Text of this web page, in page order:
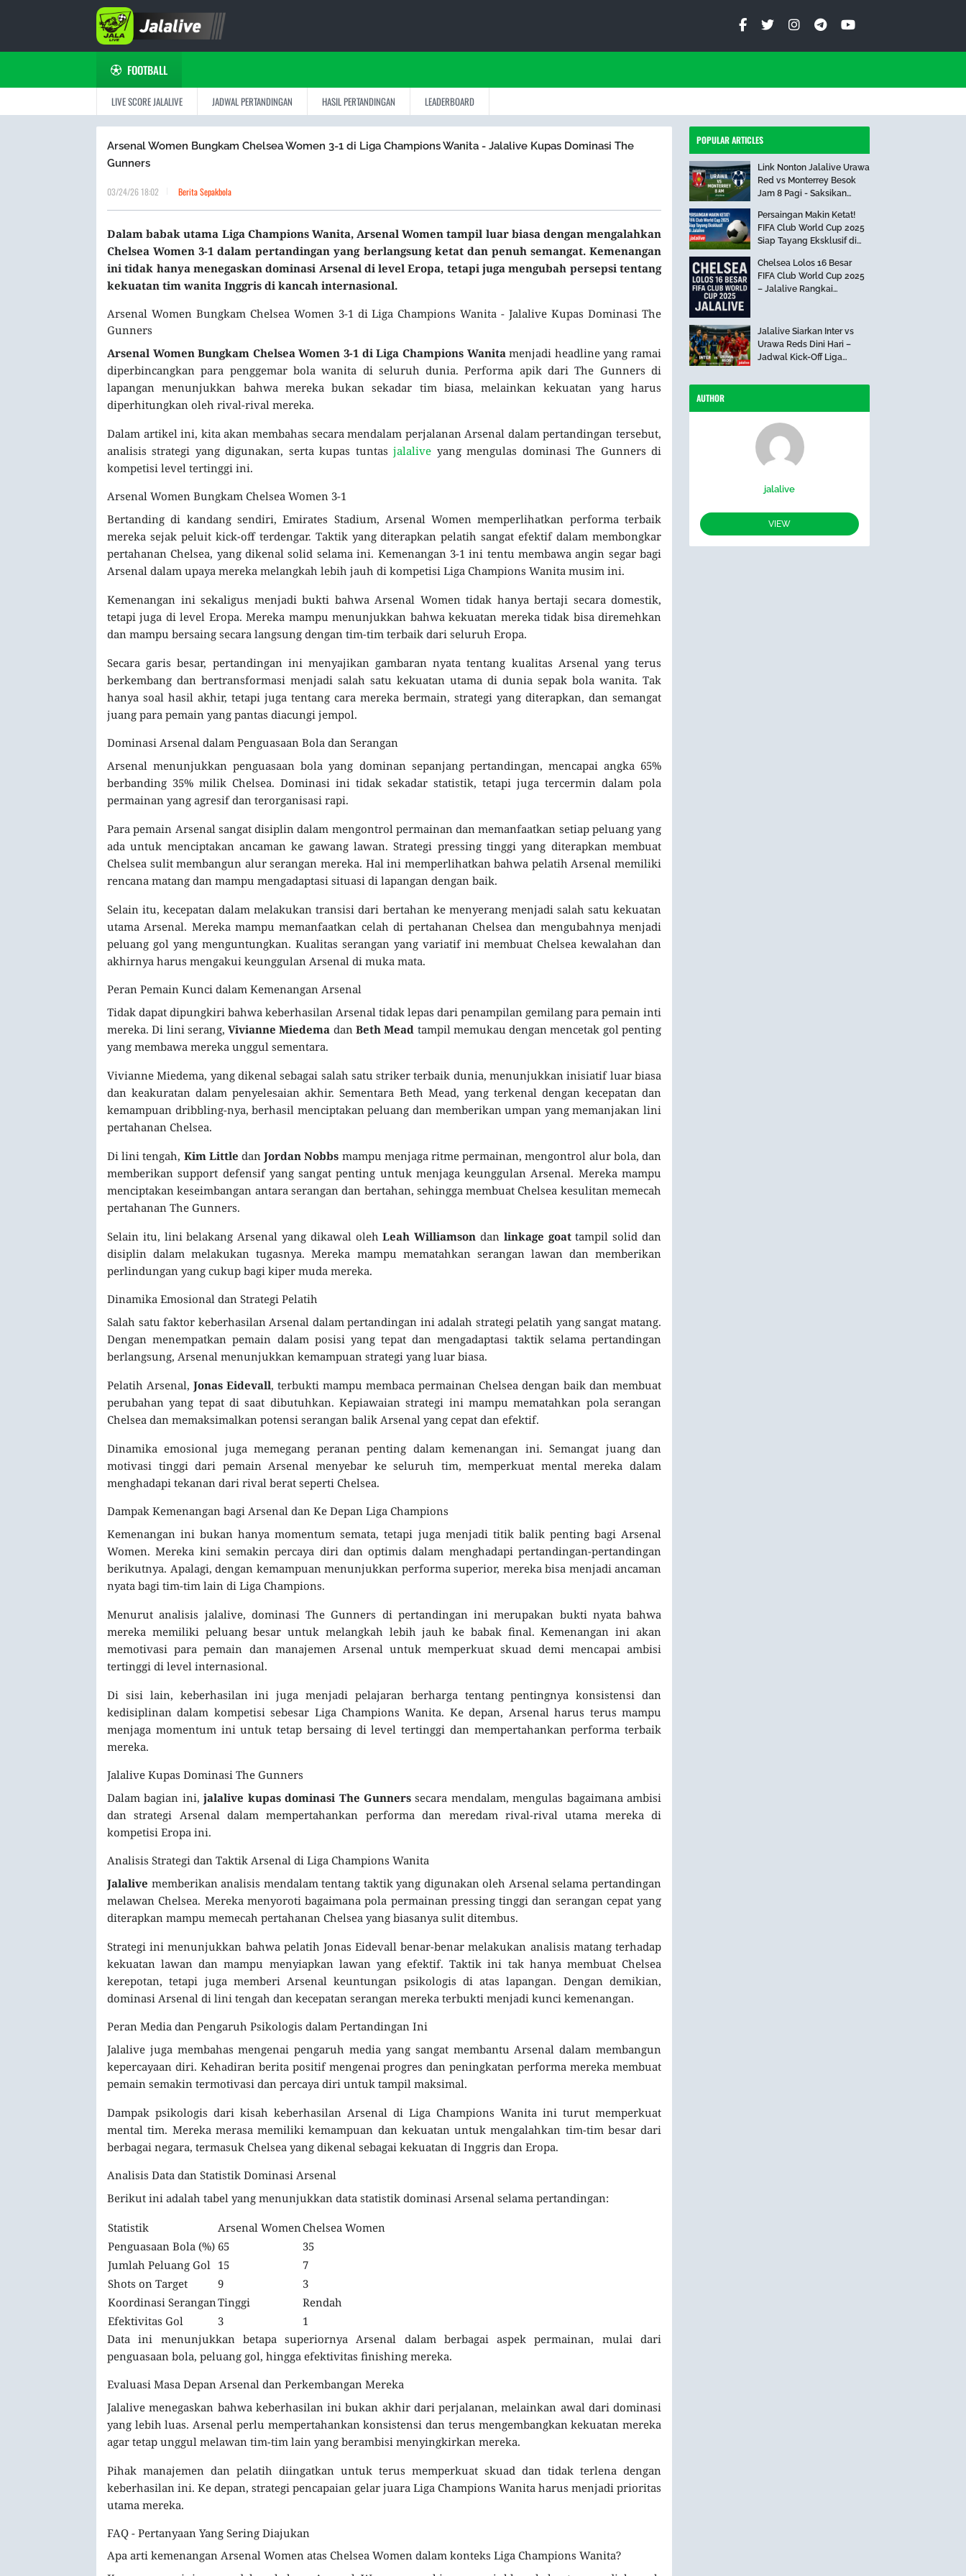
FOOTBALL
LIVE SCORE JALALIVE JADWAL PERTANDINGAN HASIL PERTANDINGAN LEADERBOARD
Arsenal Women Bungkam Chelsea Women 3-1 di Liga Champions Wanita - Jalalive Kupas Dominasi The
Gunners
03/24/26 18:02 Berita Sepakbola
Dalam babak utama Liga Champions Wanita, Arsenal Women tampil luar biasa dengan mengalahkan
Chelsea Women 3-1 dalam pertandingan yang berlangsung ketat dan penuh semangat. Kemenangan
ini tidak hanya menegaskan dominasi Arsenal di level Eropa, tetapi juga mengubah persepsi tentang
kekuatan tim wanita Inggris di kancah internasional.
Arsenal Women Bungkam Chelsea Women 3-1 di Liga Champions Wanita - Jalalive Kupas Dominasi The
Gunners
Arsenal Women Bungkam Chelsea Women 3-1 di Liga Champions Wanita menjadi headline yang ramai
diperbincangkan para penggemar bola wanita di seluruh dunia. Performa apik dari The Gunners di
lapangan menunjukkan bahwa mereka bukan sekadar tim biasa, melainkan kekuatan yang harus
diperhitungkan oleh rival-rival mereka.
Dalam artikel ini, kita akan membahas secara mendalam perjalanan Arsenal dalam pertandingan tersebut,
analisis strategi yang digunakan, serta kupas tuntasjalalive yang mengulas dominasi The Gunners di
kompetisi level tertinggi ini.
Arsenal Women Bungkam Chelsea Women 3-1
Bertanding di kandang sendiri, Emirates Stadium, Arsenal Women memperlihatkan performa terbaik
mereka sejak peluit kick-off terdengar. Taktik yang diterapkan pelatih sangat efektif dalam membongkar
pertahanan Chelsea, yang dikenal solid selama ini. Kemenangan 3-1 ini tentu membawa angin segar bagi
Arsenal dalam upaya mereka melangkah lebih jauh di kompetisi Liga Champions Wanita musim ini.
Kemenangan ini sekaligus menjadi bukti bahwa Arsenal Women tidak hanya bertaji secara domestik,
tetapi juga di level Eropa. Mereka mampu menunjukkan bahwa kekuatan mereka tidak bisa diremehkan
dan mampu bersaing secara langsung dengan tim-tim terbaik dari seluruh Eropa.
Secara garis besar, pertandingan ini menyajikan gambaran nyata tentang kualitas Arsenal yang terus
berkembang dan bertransformasi menjadi salah satu kekuatan utama di dunia sepak bola wanita. Tak
hanya soal hasil akhir, tetapi juga tentang cara mereka bermain, strategi yang diterapkan, dan semangat
juang para pemain yang pantas diacungi jempol.
Dominasi Arsenal dalam Penguasaan Bola dan Serangan
Arsenal menunjukkan penguasaan bola yang dominan sepanjang pertandingan, mencapai angka 65%
berbanding 35% milik Chelsea. Dominasi ini tidak sekadar statistik, tetapi juga tercermin dalam pola
permainan yang agresif dan terorganisasi rapi.
Para pemain Arsenal sangat disiplin dalam mengontrol permainan dan memanfaatkan setiap peluang yang
ada untuk menciptakan ancaman ke gawang lawan. Strategi pressing tinggi yang diterapkan membuat
Chelsea sulit membangun alur serangan mereka. Hal ini memperlihatkan bahwa pelatih Arsenal memiliki
rencana matang dan mampu mengadaptasi situasi di lapangan dengan baik.
Selain itu, kecepatan dalam melakukan transisi dari bertahan ke menyerang menjadi salah satu kekuatan
utama Arsenal. Mereka mampu memanfaatkan celah di pertahanan Chelsea dan mengubahnya menjadi
peluang gol yang menguntungkan. Kualitas serangan yang variatif ini membuat Chelsea kewalahan dan
akhirnya harus mengakui keunggulan Arsenal di muka mata.
Peran Pemain Kunci dalam Kemenangan Arsenal
Tidak dapat dipungkiri bahwa keberhasilan Arsenal tidak lepas dari penampilan gemilang para pemain inti
mereka. Di lini serang,Vivianne Miedema danBeth Mead tampil memukau dengan mencetak gol penting
yang membawa mereka unggul sementara.
Vivianne Miedema, yang dikenal sebagai salah satu striker terbaik dunia, menunjukkan inisiatif luar biasa
dan keakuratan dalam penyelesaian akhir. Sementara Beth Mead, yang terkenal dengan kecepatan dan
kemampuan dribbling-nya, berhasil menciptakan peluang dan memberikan umpan yang memanjakan lini
pertahanan Chelsea.
Di lini tengah, Kim Little danJordan Nobbs mampu menjaga ritme permainan, mengontrol alur bola, dan
memberikan support defensif yang sangat penting untuk menjaga keunggulan Arsenal. Mereka mampu
menciptakan keseimbangan antara serangan dan bertahan, sehingga membuat Chelsea kesulitan memecah
pertahanan The Gunners.
Selain itu, lini belakang Arsenal yang dikawal olehLeah Williamson dan linkage goattampil solid dan
disiplin dalam melakukan tugasnya. Mereka mampu mematahkan serangan lawan dan memberikan
perlindungan yang cukup bagi kiper muda mereka.
Dinamika Emosional dan Strategi Pelatih
Salah satu faktor keberhasilan Arsenal dalam pertandingan ini adalah strategi pelatih yang sangat matang.
Dengan menempatkan pemain dalam posisi yang tepat dan mengadaptasi taktik selama pertandingan
berlangsung, Arsenal menunjukkan kemampuan strategi yang luar biasa.
Pelatih Arsenal, Jonas Eidevall, terbukti mampu membaca permainan Chelsea dengan baik dan membuat
perubahan yang tepat di saat dibutuhkan. Kepiawaian strategi ini mampu mematahkan pola serangan
Chelsea dan memaksimalkan potensi serangan balik Arsenal yang cepat dan efektif.
Dinamika emosional juga memegang peranan penting dalam kemenangan ini. Semangat juang dan
motivasi tinggi dari pemain Arsenal menyebar ke seluruh tim, memperkuat mental mereka dalam
menghadapi tekanan dari rival berat seperti Chelsea.
Dampak Kemenangan bagi Arsenal dan Ke Depan Liga Champions
Kemenangan ini bukan hanya momentum semata, tetapi juga menjadi titik balik penting bagi Arsenal
Women. Mereka kini semakin percaya diri dan optimis dalam menghadapi pertandingan-pertandingan
berikutnya. Apalagi, dengan kemampuan menunjukkan performa superior, mereka bisa menjadi ancaman
nyata bagi tim-tim lain di Liga Champions.
Menurut analisis jalalive, dominasi The Gunners di pertandingan ini merupakan bukti nyata bahwa
mereka memiliki peluang besar untuk melangkah lebih jauh ke babak final. Kemenangan ini akan
memotivasi para pemain dan manajemen Arsenal untuk memperkuat skuad demi mencapai ambisi
tertinggi di level internasional.
Di sisi lain, keberhasilan ini juga menjadi pelajaran berharga tentang pentingnya konsistensi dan
kedisiplinan dalam kompetisi sebesar Liga Champions Wanita. Ke depan, Arsenal harus terus mampu
menjaga momentum ini untuk tetap bersaing di level tertinggi dan mempertahankan performa terbaik
mereka.
Jalalive Kupas Dominasi The Gunners
Dalam bagian ini,jalalive kupas dominasi The Gunnerssecara mendalam, mengulas bagaimana ambisi
dan strategi Arsenal dalam mempertahankan performa dan meredam rival-rival utama mereka di
kompetisi Eropa ini.
Analisis Strategi dan Taktik Arsenal di Liga Champions Wanita
Jalalive memberikan analisis mendalam tentang taktik yang digunakan oleh Arsenal selama pertandingan
melawan Chelsea. Mereka menyoroti bagaimana pola permainan pressing tinggi dan serangan cepat yang
diterapkan mampu memecah pertahanan Chelsea yang biasanya sulit ditembus.
Strategi ini menunjukkan bahwa pelatih Jonas Eidevall benar-benar melakukan analisis matang terhadap
kekuatan lawan dan mampu menyiapkan lawan yang efektif. Taktik ini tak hanya membuat Chelsea
kerepotan, tetapi juga memberi Arsenal keuntungan psikologis di atas lapangan. Dengan demikian,
dominasi Arsenal di lini tengah dan kecepatan serangan mereka terbukti menjadi kunci kemenangan.
Peran Media dan Pengaruh Psikologis dalam Pertandingan Ini
Jalalive juga membahas mengenai pengaruh media yang sangat membantu Arsenal dalam membangun
kepercayaan diri. Kehadiran berita positif mengenai progres dan peningkatan performa mereka membuat
pemain semakin termotivasi dan percaya diri untuk tampil maksimal.
Dampak psikologis dari kisah keberhasilan Arsenal di Liga Champions Wanita ini turut memperkuat
mental tim. Mereka merasa memiliki kemampuan dan kekuatan untuk mengalahkan tim-tim besar dari
berbagai negara, termasuk Chelsea yang dikenal sebagai kekuatan di Inggris dan Eropa.
Analisis Data dan Statistik Dominasi Arsenal
Berikut ini adalah tabel yang menunjukkan data statistik dominasi Arsenal selama pertandingan:
Statistik Arsenal WomenChelsea Women
Penguasaan Bola (%) 65
35
Jumlah Peluang Gol
15
7
Shots on Target
9
3
Koordinasi SeranganTinggi
Rendah
Efektivitas Gol
3
1
Data ini menunjukkan betapa superiornya Arsenal dalam berbagai aspek permainan, mulai dari
penguasaan bola, peluang gol, hingga efektivitas finishing mereka.
Evaluasi Masa Depan Arsenal dan Perkembangan Mereka
Jalalive menegaskan bahwa keberhasilan ini bukan akhir dari perjalanan, melainkan awal dari dominasi
yang lebih luas. Arsenal perlu mempertahankan konsistensi dan terus mengembangkan kekuatan mereka
agar tetap unggul melawan tim-tim lain yang berambisi menyingkirkan mereka.
Pihak manajemen dan pelatih diingatkan untuk terus memperkuat skuad dan tidak terlena dengan
keberhasilan ini. Ke depan, strategi pencapaian gelar juara Liga Champions Wanita harus menjadi prioritas
utama mereka.
FAQ - Pertanyaan Yang Sering Diajukan
Apa arti kemenangan Arsenal Women atas Chelsea Women dalam konteks Liga Champions Wanita?
POPULAR ARTICLES
Link Nonton Jalalive Urawa
Red vs Monterrey Besok
Jam 8 Pagi - Saksikan
Persaingan Makin Ketat!
FIFA Club World Cup 2025
Siap Tayang Eksklusif di
Chelsea Lolos 16 Besar
FIFA Club World Cup 2025
– Jalalive Rangkai
Jalalive Siarkan Inter vs
Urawa Reds Dini Hari –
Jadwal Kick-Off Liga
AUTHOR
jalalive
VIEW